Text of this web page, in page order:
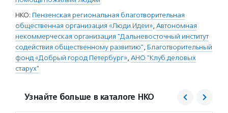
НКО: Пензенская региональная благотворительная
общественная организация «Люди.Идеи», Автономная
некоммерческая организация "Дальневосточный институт
содействия общественному развитию", Благотворительный
фонд «Добрый город Петербург», АНО "Клуб деловых
старух"
Узнайте больше в каталоге НКО